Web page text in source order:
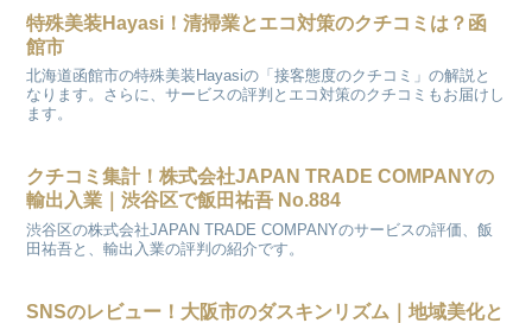
特殊美装Hayasi！清掃業とエコ対策のクチコミは？函
館市
北海道函館市の特殊美装Hayasiの「接客態度のクチコミ」の解説と
なります。さらに、サービスの評判とエコ対策のクチコミもお届けし
ます。
クチコミ集計！株式会社JAPAN TRADE COMPANYの
輸出入業｜渋谷区で飯田祐吾 No.884
渋谷区の株式会社JAPAN TRADE COMPANYのサービスの評価、飯
田祐吾と、輸出入業の評判の紹介です。
SNSのレビュー！大阪市のダスキンリズム｜地域美化と